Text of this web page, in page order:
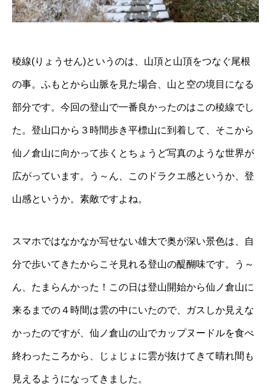
稜線(りょうせん)というのは、山頂と山頂をつなぐ尾根
の事。ふもとから山脈を見た場合、山と空の境目になる
部分です。今回の登山で一番良かったのはこの稜線でし
た。登山口から３時間歩き平標山に到着して、そこから
仙ノ倉山に向かって歩くとちょうど写真のような世界が
広がっています。う～ん、このドラクエ感というか、登
山感というか。素敵ですよね。
スマホではなかなか写せない雄大で奥が深い景色は、自
分で歩いてきたからこそ見れる登山の醍醐味です。う～
ん、たまらんかった！この日は登山開始から仙ノ倉山に
来るまでの４時間は雲の中にいたので、ガスしか見えな
かったのですが、仙ノ倉山の山でカップヌードルを食べ
終わったころから、じょじょに雲が抜けてきて晴れ間も
見えるようになってきました。